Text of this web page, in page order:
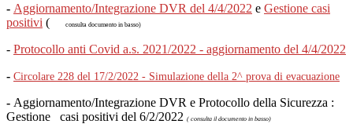
- Aggiornamento/Integrazione DVR del 4/4/2022 e Gestione casi
positivi ( consulta documento in basso)
- Protocollo anti Covid a.s. 2021/2022 - aggiornamento del 4/4/2022
- Circolare 228 del 17/2/2022 - Simulazione della 2^ prova di evacuazione
- Aggiornamento/Integrazione DVR e Protocollo della Sicurezza :
Gestione casi positivi del 6/2/2022 ( consulta il documento in basso)